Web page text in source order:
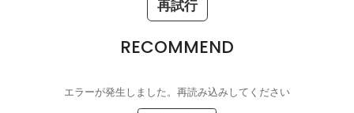
再試行
RECOMMEND
エラーが発生しました。再読み込みしてください